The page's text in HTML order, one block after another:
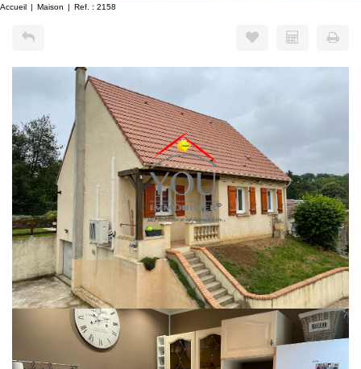
Accueil Maison Ref. : 2158